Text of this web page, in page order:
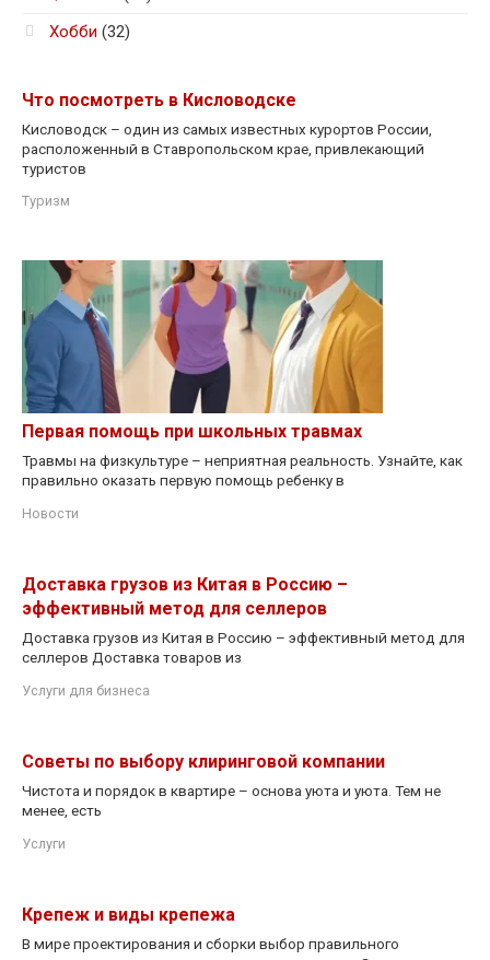
Хобби (32)
Что посмотреть в Кисловодске
Кисловодск – один из самых известных курортов России,
расположенный в Ставропольском крае, привлекающий
туристов
Туризм
Первая помощь при школьных травмах
Травмы на физкультуре – неприятная реальность. Узнайте, как
правильно оказать первую помощь ребенку в
Новости
Доставка грузов из Китая в Россию –
эффективный метод для селлеров
Доставка грузов из Китая в Россию – эффективный метод для
селлеров Доставка товаров из
Услуги для бизнеса
Советы по выбору клиринговой компании
Чистота и порядок в квартире – основа уюта и уюта. Тем не
менее, есть
Услуги
Крепеж и виды крепежа
В мире проектирования и сборки выбор правильного